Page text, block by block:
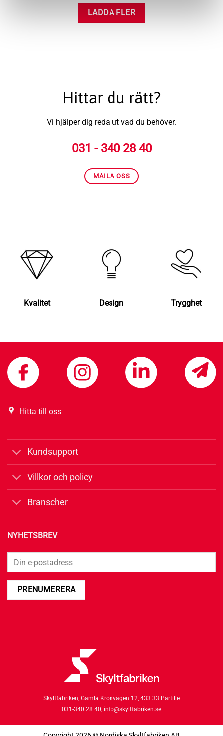
LADDA FLER
Hittar du rätt?
Vi hjälper dig reda ut vad du behöver.
031 - 340 28 40
MAILA OSS
Kvalitet Design Trygghet
Hitta till oss
Kundsupport
Villkor och policy
Branscher
NYHETSBREV
Skyltfabriken, Gamla Kronvägen 12, 433 33 Partille
031-340 28 40, info@skyltfabriken.se